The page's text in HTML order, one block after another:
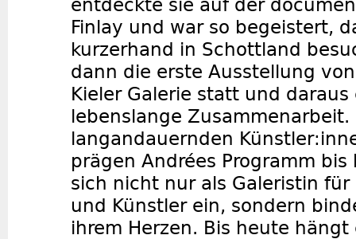
entdeckte sie auf der
Finlay und war so begeistert,
kurzerhand in Schottland
dann die erste Ausstellung
Kieler Galerie statt und
lebenslange Zusammenarbeit.
langandauernden
prägen Andrées Programm
sich nicht nur als Galeristin
und Künstler ein, sondern
ihrem Herzen. Bis heute